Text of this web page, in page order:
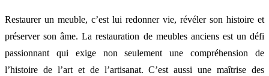
Restaurer un meuble, c’est lui redonner vie, révéler son histoire et
préserver son âme. La restauration de meubles anciens est un défi
passionnant qui exige non seulement une compréhension de
l’histoire de l’art et de l’artisanat. C’est aussi une maîtrise des